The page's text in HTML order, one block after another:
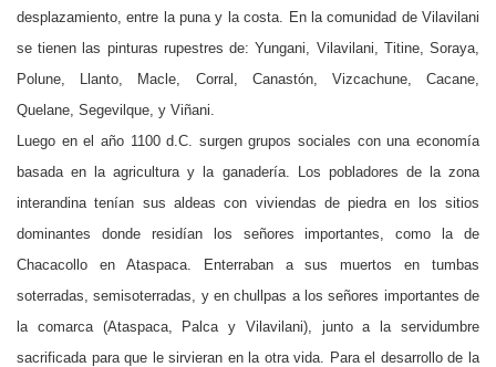
desplazamiento, entre la puna y la costa. En la comunidad de Vilavilani
se tienen las pinturas rupestres de: Yungani, Vilavilani, Titine, Soraya,
Polune, Llanto, Macle, Corral, Canastón, Vizcachune, Cacane,
Quelane, Segevilque, y Viñani.
Luego en el año 1100 d.C. surgen grupos sociales con una economía
basada en la agricultura y la ganadería. Los pobladores de la zona
interandina tenían sus aldeas con viviendas de piedra en
los sitios
dominantes donde residían los señores importantes, como la de
Chacacollo en Ataspaca. Enterraban a sus muertos en tumbas
soterradas, semisoterradas, y en chullpas a los señores importantes de
la comarca (Ataspaca, Palca y Vilavilani), junto a la servidumbre
sacrificada para que le sirvieran en la otra vida. Para el desarrollo de la